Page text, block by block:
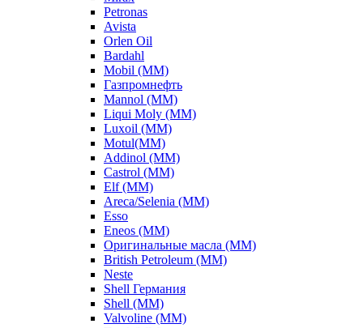
Petronas
Avista
Orlen Oil
Bardahl
Mobil (ММ)
Газпромнефть
Mannol (ММ)
Liqui Moly (ММ)
Luxoil (ММ)
Motul(ММ)
Addinol (ММ)
Castrol (ММ)
Elf (ММ)
Areca/Selenia (ММ)
Esso
Eneos (ММ)
Оригинальные масла (ММ)
British Petroleum (ММ)
Neste
Shell Германия
Shell (ММ)
Valvoline (ММ)